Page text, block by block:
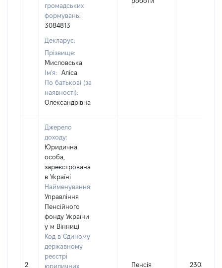
громадських
формувань:
3084813
Декларує:
Прізвище:
Мисловська
Ім'я:
Аліса
По батькові (за
наявності):
Олександрівна
2
Джерело
доходу:
Юридична
особа,
зареєстрована
в Україні
Найменування:
Управління
Пенсійного
фонду України
у м Вінниці
Код в Єдиному
державному
реєстрі
юридичних
Пенсія 23036